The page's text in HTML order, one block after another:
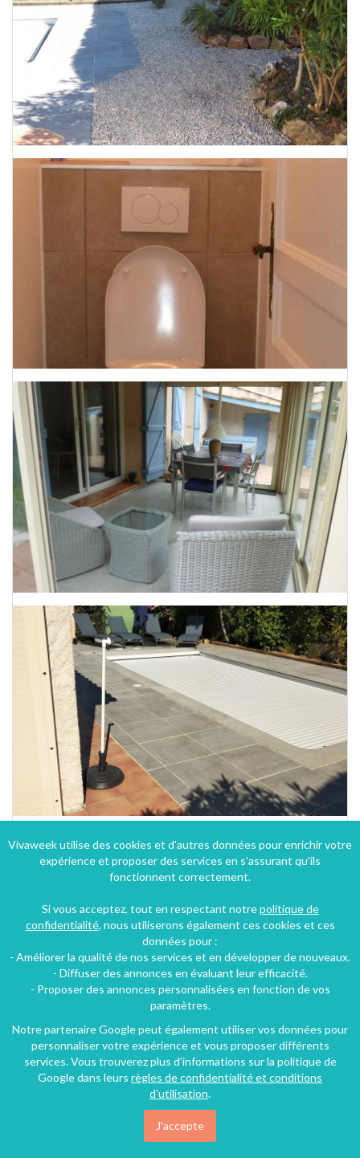
Vivaweek utilise des cookies et d'autres données pour enrichir votre
expérience et proposer des services en s'assurant qu'ils
fonctionnent correctement.
Si vous acceptez, tout en respectant notrepolitique de
confidentialité, nous utiliserons également ces cookies et ces
données pour :
- Améliorer la qualité de nos services et en développer de nouveaux.
- Diffuser des annonces en évaluant leur efficacité.
- Proposer des annonces personnalisées en fonction de vos
paramètres.
Notre partenaire Google peut également utiliser vos données pour
personnaliser votre expérience et vous proposer différents
services. Vous trouverez plus d'informations sur la politique de
Google dans leurs règles de confidentialité et conditions
d'utilisation.
J'accepte